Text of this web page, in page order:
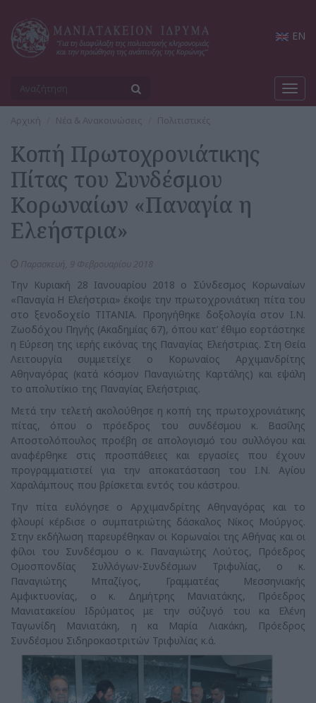
EN
Αρχική Νέα & Ανακοινώσεις Πολιτιστικές
Κοπή Πρωτοχρονιάτικης
Πίτας του Συνδέσμου
Κορωναίων «Παναγία η
Ελεήστρια»
Την Κυριακή 28 Ιανουαρίου 2018 ο Σύνδεσμος Κορωναίων
«Παναγία Η Ελεήστρια» έκοψε την πρωτοχρονιάτικη πίτα του
στο ξενοδοχείο ΤΙΤΑΝΙΑ. Προηγήθηκε δοξολογία στον Ι.Ν.
Ζωοδόχου Πηγής (Ακαδημίας 67), όπου κατ’ έθιμο εορτάστηκε
η Εύρεση της ιερής εικόνας της Παναγίας Ελεήστριας. Στη Θεία
Λειτουργία συμμετείχε ο Κορωναίος Αρχιμανδρίτης
Αθηναγόρας (κατά κόσμον Παναγιώτης Καρτάλης) και εψάλη
το απολυτίκιο της Παναγίας Ελεήστριας.
Μετά την τελετή ακολούθησε η κοπή της πρωτοχρονιάτικης
πίτας, όπου ο πρόεδρος του συνδέσμου κ. Βασίλης
Αποστολόπουλος προέβη σε απολογισμό του συλλόγου και
αναφέρθηκε στις προσπάθειες και εργασίες που έχουν
προγραμματιστεί για την αποκατάσταση του Ι.Ν. Αγίου
Χαραλάμπους που βρίσκεται εντός του κάστρου.
Την πίτα ευλόγησε ο Αρχιμανδρίτης Αθηναγόρας και το
φλουρί κέρδισε ο συμπατριώτης δάσκαλος Νίκος Μούργος.
Στην εκδήλωση παρευρέθηκαν οι Κορωναίοι της Αθήνας και οι
φίλοι του Συνδέσμου ο κ. Παναγιώτης Λούτος, Πρόεδρος
Ομοσπονδίας Συλλόγων-Συνδέσμων Τριφυλίας, ο κ.
Παναγιώτης Μπαζίγος, Γραμματέας Μεσσηνιακής
Αμφικτυονίας, ο κ. Δημήτρης Μανιατάκης, Πρόεδρος
Μανιατακείου Ιδρύματος με την σύζυγό του κα Ελένη
Ταγωνίδη Μανιατάκη, η κα Μαρία Λιακάκη, Πρόεδρος
Συνδέσμου Σιδηροκαστριτών Τριφυλίας κ.ά.